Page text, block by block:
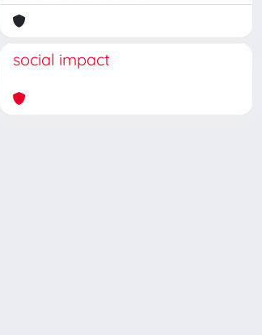
social impact